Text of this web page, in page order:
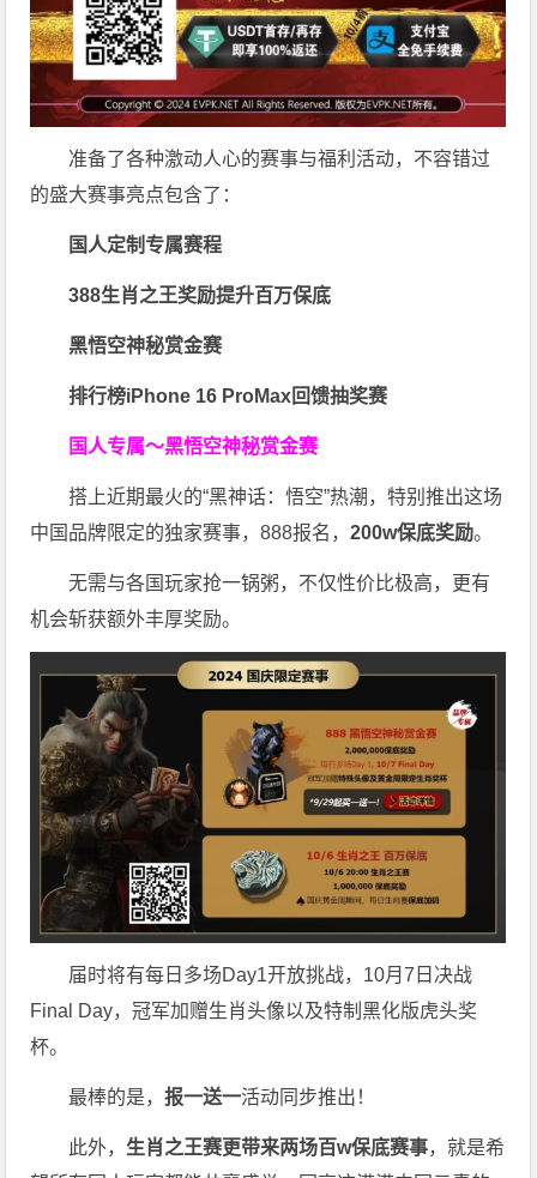
准备了各种激动人心的赛事与福利活动，不容错过
的盛大赛事亮点包含了：
国人定制专属赛程
388生肖之王奖励提升百万保底
黑悟空神秘赏金赛
排行榜iPhone 16 ProMax回馈抽奖赛
国人专属～黑悟空神秘赏金赛
搭上近期最火的“黑神话：悟空”热潮，特别推出这场
中国品牌限定的独家赛事，888报名，200w保底奖励。
无需与各国玩家抢一锅粥，不仅性价比极高，更有
机会斩获额外丰厚奖励。
届时将有每日多场Day1开放挑战，10月7日决战
Final Day，冠军加赠生肖头像以及特制黑化版虎头奖
杯。
最棒的是，报一送一活动同步推出！
此外， 生肖之王赛更带来两场百w保底赛事，就是希